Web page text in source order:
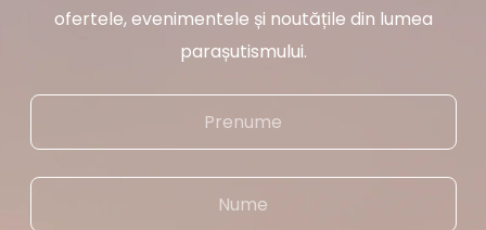
ofertele, evenimentele și noutățile din lumea
parașutismului.